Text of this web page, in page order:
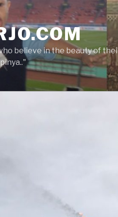
believe in the beauty of